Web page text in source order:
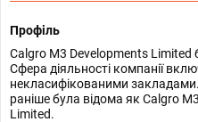
Профіль
Calgro M3 Developments Limited
Сфера діяльності компанії
некласифікованими
раніше була відома як Calgro
Limited.